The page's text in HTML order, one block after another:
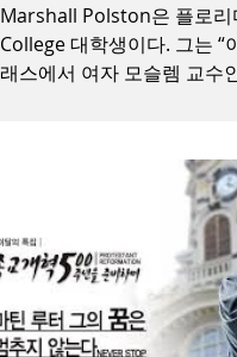
Marshall Polston은 플로리
College 대학생이다. 그는 “
래스에서 여자 모슬렘 교수